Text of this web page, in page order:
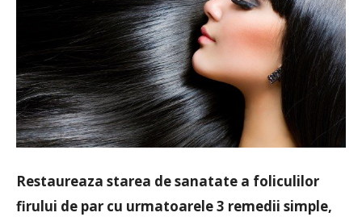
Restaureaza starea de sanatate a foliculilor
firului de par cu urmatoarele 3 remedii simple,